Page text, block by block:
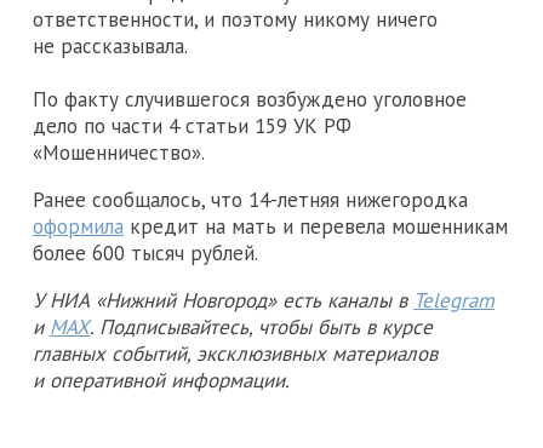
ответственности, и поэтому никому ничего
не рассказывала.
По факту случившегося возбуждено уголовное
дело по части 4 статьи 159 УК РФ
«Мошенничество».
Ранее сообщалось, что 14-летняя нижегородка
оформила кредит на мать и перевела мошенникам
более 600 тысяч рублей.
У НИА «Нижний Новгород» есть каналы в Telegram
и MAX. Подписывайтесь, чтобы быть в курсе
главных событий, эксклюзивных материалов
и оперативной информации.